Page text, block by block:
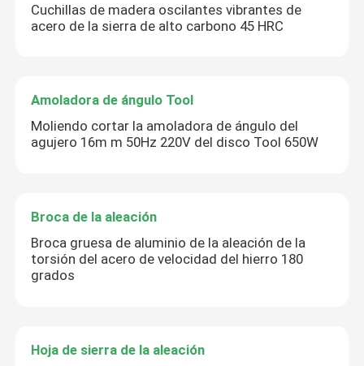
Cuchillas de madera oscilantes vibrantes de
acero de la sierra de alto carbono 45 HRC
Amoladora de ángulo Tool
Moliendo cortar la amoladora de ángulo del
agujero 16m m 50Hz 220V del disco Tool 650W
Broca de la aleación
Broca gruesa de aluminio de la aleación de la
torsión del acero de velocidad del hierro 180
grados
Hoja de sierra de la aleación